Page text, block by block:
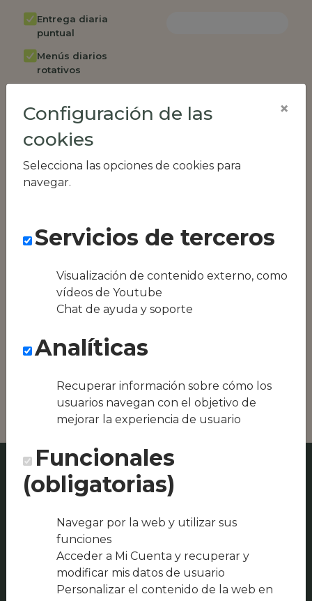
Entrega diaria
puntual
Menús diarios
rotativos
semanalmente
Factura única
empleados
Opción de catering
RR.HH
Conseguimos la
oferta local de tu
ser Café - Bar INDIE
o Restaurante El
de Cazorla
Configuración de las
cookies
Selecciona las opciones de cookies para
navegar.
×
Servicios de terceros
Visualización de contenido externo, como
vídeos de Youtube
Chat de ayuda y soporte
Analíticas
Recuperar información sobre cómo los
usuarios navegan con el objetivo de
mejorar la experiencia de usuario
Funcionales
(obligatorias)
Navegar por la web y utilizar sus
funciones
Acceder a Mi Cuenta y recuperar y
modificar mis datos de usuario
Personalizar el contenido de la web en